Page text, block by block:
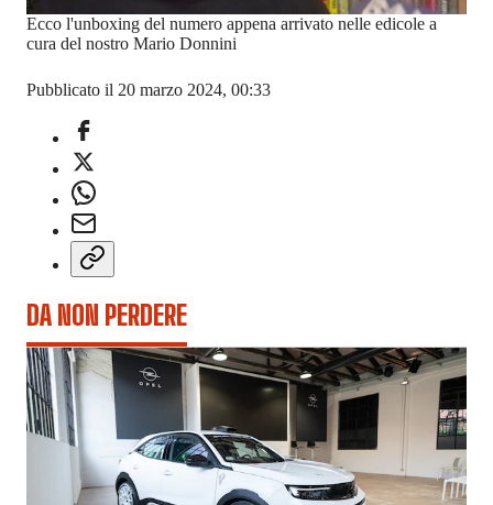
Ecco l'unboxing del numero appena arrivato nelle edicole a
cura del nostro Mario Donnini
Pubblicato il 20 marzo 2024, 00:33
DA NON PERDERE